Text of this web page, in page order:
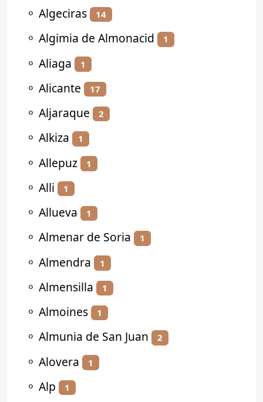
⚬ Algeciras 14
⚬ Algimia de Almonacid 1
⚬ Aliaga 1
⚬ Alicante 17
⚬ Aljaraque 2
⚬ Alkiza 1
⚬ Allepuz 1
⚬ Alli 1
⚬ Allueva 1
⚬ Almenar de Soria 1
⚬ Almendra 1
⚬ Almensilla 1
⚬ Almoines 1
⚬ Almunia de San Juan 2
⚬ Alovera 1
⚬ Alp 1